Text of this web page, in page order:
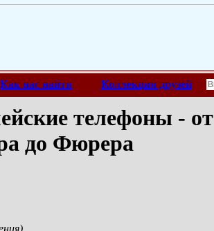
Как нас найти Коллекции друзей
телефоны - от
до Фюрера